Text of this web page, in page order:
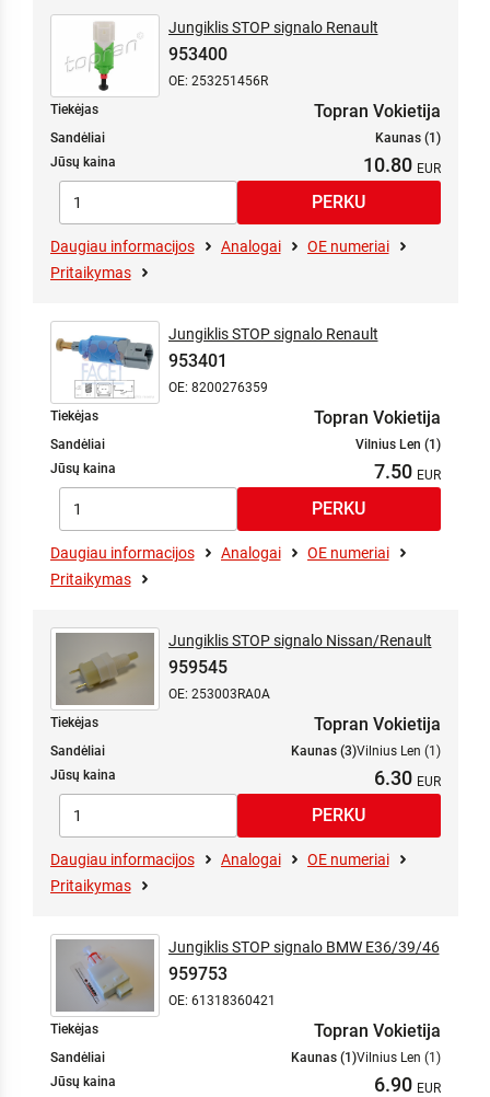
Jungiklis STOP signalo Renault
953400
OE: 253251456R
Tiekėjas
Topran Vokietija
Sandėliai
Kaunas (1)
Jūsų kaina
10.80
Daugiau informacijos Analogai
OE numeriai
Pritaikymas
Jungiklis STOP signalo Renault
953401
OE: 8200276359
Tiekėjas
Topran Vokietija
Sandėliai
Vilnius Len (1)
Jūsų kaina
7.50
Daugiau informacijos Analogai
OE numeriai
Pritaikymas
Jungiklis STOP signalo Nissan/Renault
959545
OE: 253003RA0A
Tiekėjas
Topran Vokietija
Sandėliai Kaunas (3)Vilnius Len (1)
Jūsų kaina
6.30
Daugiau informacijos Analogai
OE numeriai
Pritaikymas
Jungiklis STOP signalo BMW E36/39/46
959753
OE: 61318360421
Tiekėjas
Topran Vokietija
Sandėliai Kaunas (1)Vilnius Len (1)
Jūsų kaina
6.90